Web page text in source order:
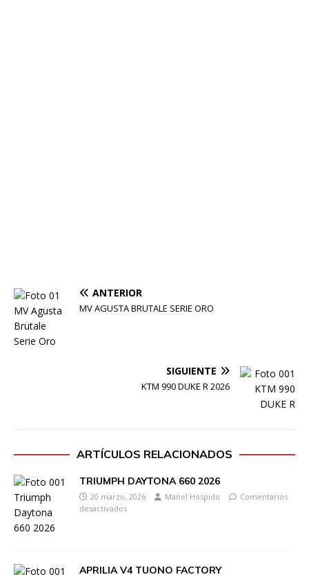
ANTERIOR
MV AGUSTA BRUTALE SERIE ORO
SIGUIENTE
KTM 990 DUKE R 2026
ARTÍCULOS RELACIONADOS
TRIUMPH DAYTONA 660 2026
20 marzo, 2026 Manel Hospido
Comentarios
desactivados
APRILIA V4 TUONO FACTORY